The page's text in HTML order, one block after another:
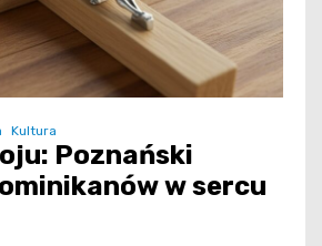
Kultura
Poznański
w sercu